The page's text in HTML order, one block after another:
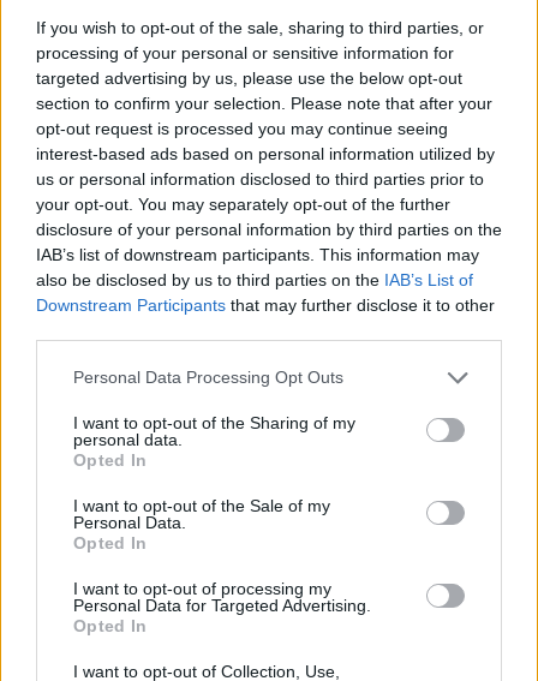
If you wish to opt-out of the sale, sharing to third parties, or
processing of your personal or sensitive information for
targeted advertising by us, please use the below opt-out
section to confirm your selection. Please note that after your
opt-out request is processed you may continue seeing
interest-based ads based on personal information utilized by
us or personal information disclosed to third parties prior to
your opt-out. You may separately opt-out of the further
disclosure of your personal information by third parties on the
IAB’s list of downstream participants. This information may
also be disclosed by us to third parties on the IAB’s List of
Downstream Participants that may further disclose it to other
Personal Data Processing Opt Outs
I want to opt-out of the Sharing of my
personal data.
Opted In
I want to opt-out of the Sale of my
Personal Data.
Opted In
I want to opt-out of processing my
Personal Data for Targeted Advertising.
Opted In
I want to opt-out of Collection, Use,
Overwatch World Cup. Ponownie na imprezie nie
zabraknie Polski, która podobnie jak inne zespoły
narodowe od pewnego czasu próbuje skompletować
swój skład. Wydaje się jednak, że ustalenie ostatecznej
liczby zawodników, którzy otrzymają powołanie, to na
ten moment najmniejszy problem.
W tym roku Blizzard zmienił bowiem zasady
finansowego wspierania drużyn i tylko znana już
najlepsza dziesiątka świata będzie mieć opłacony
przelot oraz zakwaterowanie w Stanach
zaczynają się schody. –Najlepsi gracze w naszym kraju
są bardzo młodzi, często jeszcze ze statusem
studenta. Nie mają jak wygenerować pieniędzy na wizę,
bilet do USA, tygodniowy nocleg i przeżycie
w poście opublikowanym na grupie Esportowe Świry
Wojciech "Theo" Buda, który w polskiej reprezentacji
Dlatego też nasz narodowy zespół rozpoczął
poszukiwania sponsorów, którzy ostatecznie
umożliwiliby wyjazd do Anaheim i udział w OWWC 2019.